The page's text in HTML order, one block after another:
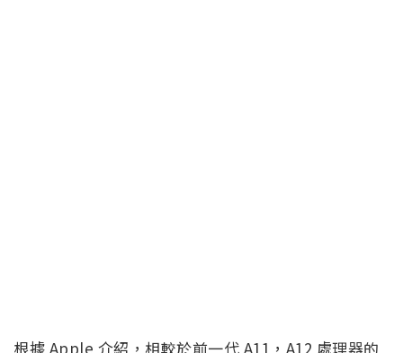
根據 Apple 介紹，相較於前一代 A11，A12 處理器的